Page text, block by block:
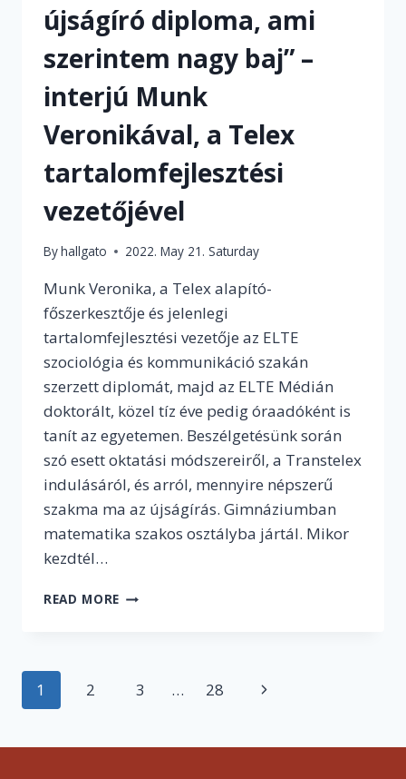
újságíró diploma, ami
szerintem nagy baj” –
interjú Munk
Veronikával, a Telex
tartalomfejlesztési
vezetőjével
Byhallgato 2022. May 21. Saturday
Munk Veronika, a Telex alapító-
főszerkesztője és jelenlegi
tartalomfejlesztési vezetője az ELTE
szociológia és kommunikáció szakán
szerzett diplomát, majd az ELTE Médián
doktorált, közel tíz éve pedig óraadóként is
tanít az egyetemen. Beszélgetésünk során
szó esett oktatási módszereiről, a Transtelex
indulásáról, és arról, mennyire népszerű
szakma ma az újságírás. Gimnáziumban
matematika szakos osztályba jártál. Mikor
kezdtél…
READ MORE „MAGYARORSZÁGON
DIPLOMA,
NAGY
Page
1 2 3 … 28
Next